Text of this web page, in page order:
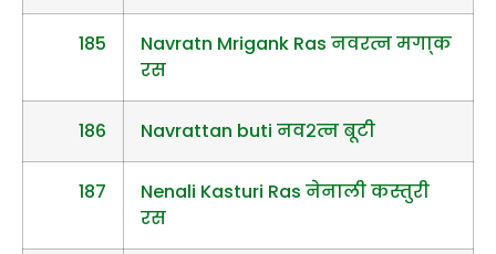
185
Navratn Mrigank Ras नवरत्न मगा्क
रस
186 Navrattan buti नव२त्न बूटी
187
Nenali Kasturi Ras नेनाली कस्तुरी
रस